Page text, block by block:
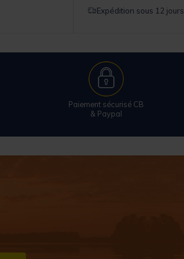
Expédition sous 12 jours
Paiement sécurisé CB
& Paypal